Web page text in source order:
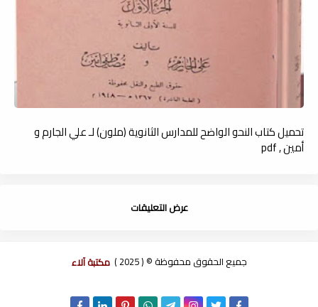
تحميل كتاب النحو الواضح للمدارس الثانوية (ملون) لـ علي الجارم و
أمين , pdf
عرض التعليقات
جميع الحقوق محفوظة © ( 2025 ) مكتبة آلاء